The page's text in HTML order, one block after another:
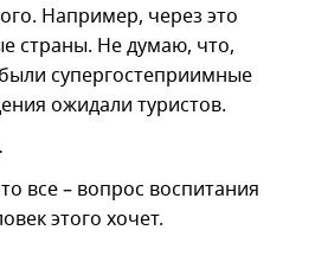
Например, через это
страны. Не думаю, что,
супергостеприимные
ожидали туристов.
все – вопрос воспитания
этого хочет.